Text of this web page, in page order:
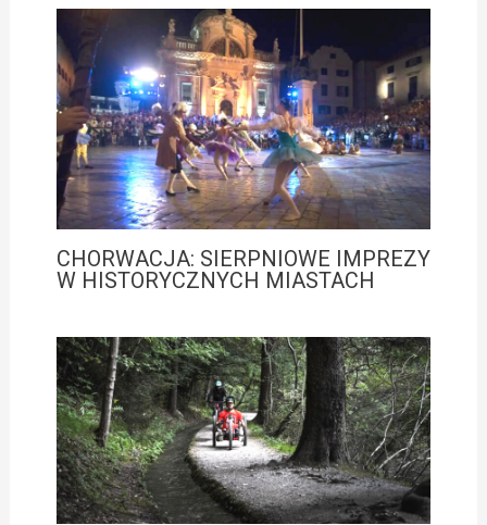
CHORWACJA: SIERPNIOWE IMPREZY
W HISTORYCZNYCH MIASTACH